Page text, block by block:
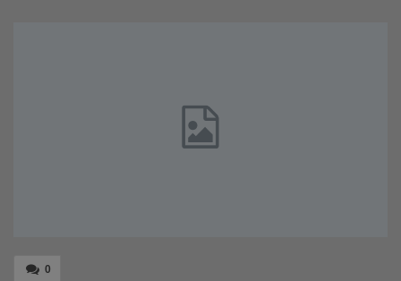
0